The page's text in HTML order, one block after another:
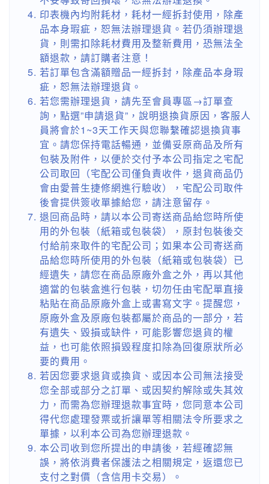
印表機內均附耗材，耗材一經拆封使用，除產
品本身瑕疵，恕無法辦理退貨。若仍須辦理退
貨，則需扣除耗材費用及整新費用，恐無法全
額退款，請訂購者注意！
若訂單包含滿額贈品一經拆封，除產品本身瑕
疵，恕無法辦理退貨。
若您需辦理退貨，請先至會員專區→訂單查
詢，點選”申請退貨”，說明退換貨原因，客服人
員將會於1~3天工作天與您聯繫確認退換貨事
宜。請您保持電話暢通，並備妥原商品及所有
包裝及附件，以便於交付予本公司指定之宅配
公司取回（宅配公司僅負責收件，退貨商品仍
會由愛普生捷修網進行驗收），宅配公司取件
後會提供簽收單據給您，請注意留存。
退回商品時，請以本公司寄送商品給您時所使
用的外包裝（紙箱或包裝袋），原封包裝後交
付給前來取件的宅配公司；如果本公司寄送商
品給您時所使用的外包裝（紙箱或包裝袋）已
經遺失，請您在商品原廠外盒之外，再以其他
適當的包裝盒進行包裝，切勿任由宅配單直接
粘貼在商品原廠外盒上或書寫文字。提醒您，
原廠外盒及原廠包裝都屬於商品的一部分，若
有遺失、毀損或缺件，可能影響您退貨的權
益，也可能依照損毀程度扣除為回復原狀所必
要的費用。
若因您要求退貨或換貨、或因本公司無法接受
您全部或部分之訂單、或因契約解除或失其效
力，而需為您辦理退款事宜時，您同意本公司
得代您處理發票或折讓單等相關法令所要求之
單據，以利本公司為您辦理退款。
本公司收到您所提出的申請後，若經確認無
誤，將依消費者保護法之相關規定，返還您已
支付之對價（含信用卡交易）。